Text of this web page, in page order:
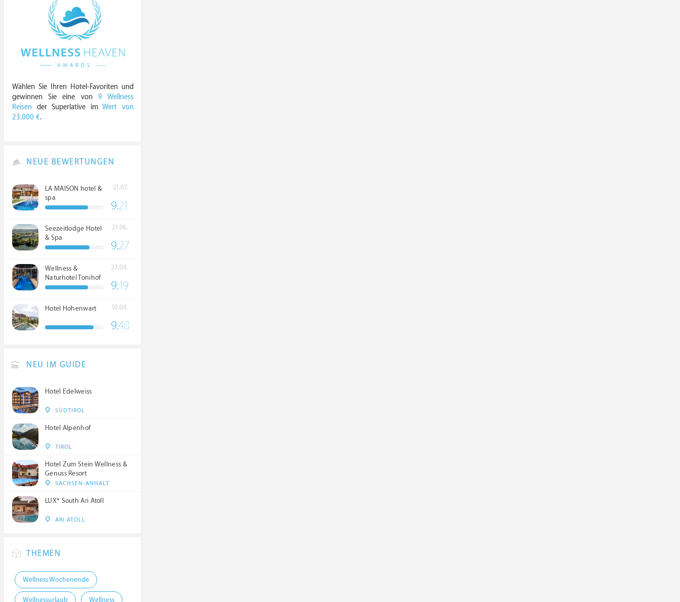
Wählen Sie Ihren Hotel-Favoriten und
gewinnen Sie eine von 9 Wellness
Reisen der Superlative imWert von
23.000 €.
NEUE BEWERTUNGEN
LA MAISON hotel &
spa
21.07.
9.21
Seezeitlodge Hotel
& Spa
21.06.
9.27
Wellness &
Naturhotel Tonihof
****S
23.04.
9.19
Hotel Hohenwart 10.04.
9.48
NEU IM GUIDE
Hotel Edelweiss
SÜDTIROL
Hotel Alpenhof
TIROL
Hotel Zum Stein Wellness &
Genuss Resort
SACHSEN-ANHALT
LUX* South Ari Atoll
ARI ATOLL
THEMEN
Wellness Wochenende
Wellnessurlaub Wellness